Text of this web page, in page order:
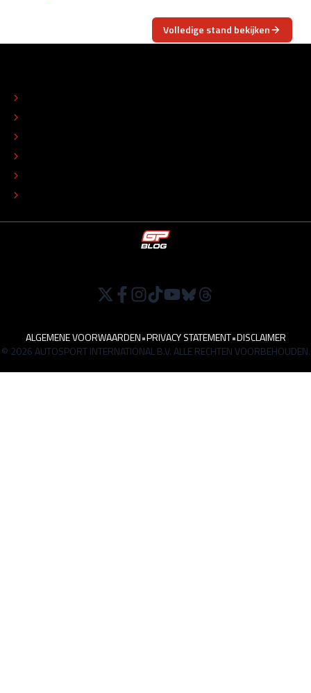
Volledige stand bekijken
ALGEMENE VOORWAARDEN•PRIVACY STATEMENT•DISCLAIMER
© 2026 AUTOSPORT INTERNATIONAL B.V. ALLE RECHTEN VOORBEHOUDEN.